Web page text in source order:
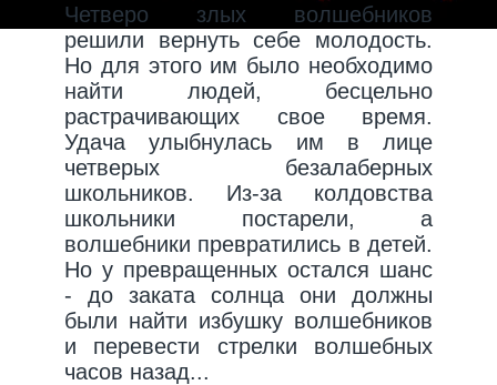
Четверо злых волшебников
решили вернуть себе молодость.
Но для этого им было необходимо
найти людей, бесцельно
растрачивающих свое время.
Удача улыбнулась им в лице
четверых безалаберных
школьников. Из-за колдовства
школьники постарели, а
волшебники превратились в детей.
Но у превращенных остался шанс
- до заката солнца они должны
были найти избушку волшебников
и перевести стрелки волшебных
часов назад...